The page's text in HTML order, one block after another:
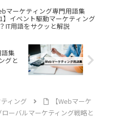
マーケティング専門用語集
】イベント駆動マーケティング
IT用語をサクッと解説
語集
グと
ィング
【Webマーケ
ーバルマーケティング戦略と